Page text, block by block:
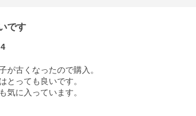
です
4
が古くなったので購入。
とっても良いです。
気に入っています。